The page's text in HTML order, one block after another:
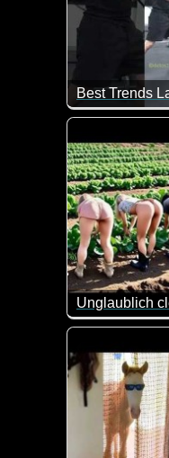
Eine